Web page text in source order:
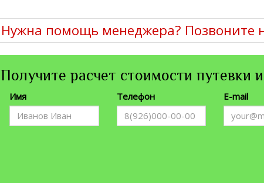
Нужна помощь менеджера? Позвоните
Получите расчет стоимости путевки
Имя Телефон E-mail